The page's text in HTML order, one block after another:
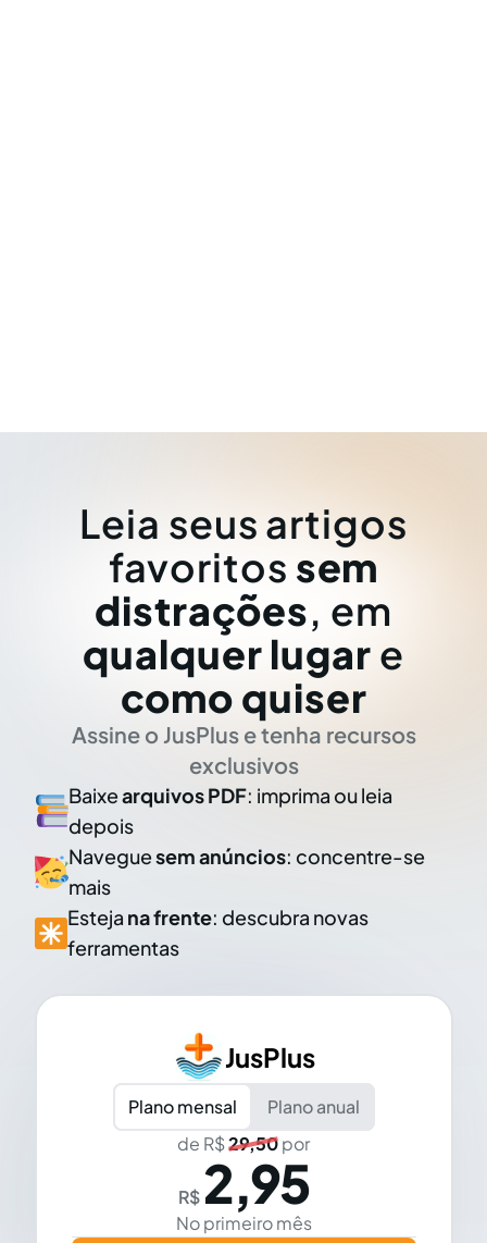
Leia seus artigos
favoritos sem
distrações, em
qualquer lugar e
como quiser
Assine o JusPlus e tenha recursos
exclusivos
Baixearquivos PDF: imprima ou leia
depois
Naveguesem anúncios: concentre-se
mais
Esteja na frente: descubra novas
ferramentas
JusPlus
Plano mensal
Plano anual
de R$29,50por
R$ 2,95
No primeiro mês